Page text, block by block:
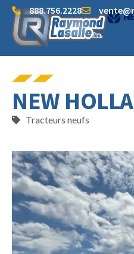
888.756.2228
NEW
Tracteurs neufs